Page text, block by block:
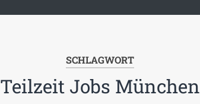
SCHLAGWORT
Teilzeit Jobs München